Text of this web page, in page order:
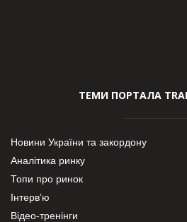
ТЕМИ ПОРТАЛА
Новини України та закордону
Аналітика ринку
Топи про ринок
Інтерв’ю
Відео-тренінги